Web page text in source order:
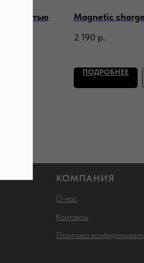
Magnetic
2 190 р.
ПОДРОБНЕЕ
КОМПАНИЯ
О нас
Контакты
Политика